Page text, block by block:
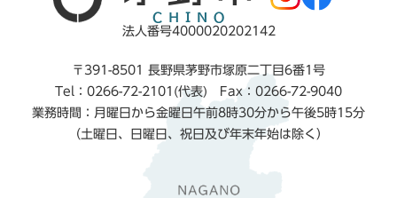
法人番号4000020202142
〒391-8501 長野県茅野市塚原二丁目6番1号
Tel：0266-72-2101(代表) Fax：0266-72-9040
業務時間：月曜日から金曜日午前8時30分から午後5時15分
（土曜日、日曜日、祝日及び年末年始は除く）